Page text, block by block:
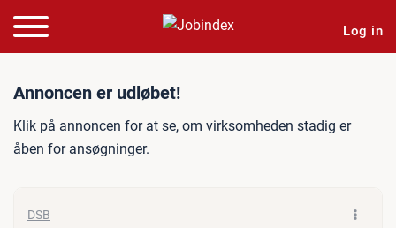
Log in
Jobannonce:
Annoncen er udløbet!
Klik på annoncen for at se, om virksomheden stadig er
åben for ansøgninger.
DSB